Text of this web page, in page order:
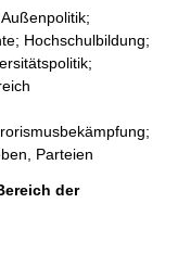
Außenpolitik;
Hochschulbildung;
Parteien
der